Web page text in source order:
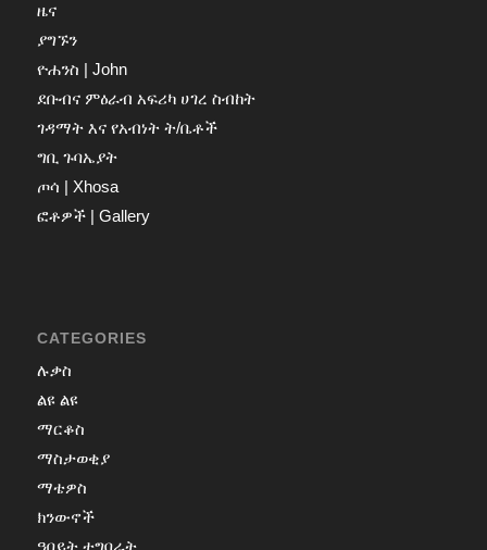
ዜና
ያግኙን
ዮሐንስ | John
ደቡብና ምዕራብ አፍሪካ ሀገረ ስብከት
ገዳማት እና የአብነት ት/ቤቶች
ግቢ ጉባኤያት
ጦሳ | Xhosa
ፎቶዎች | Gallery
CATEGORIES
ሉቃስ
ልዩ ልዩ
ማርቆስ
ማስታወቂያ
ማቴዎስ
ክንውኖች